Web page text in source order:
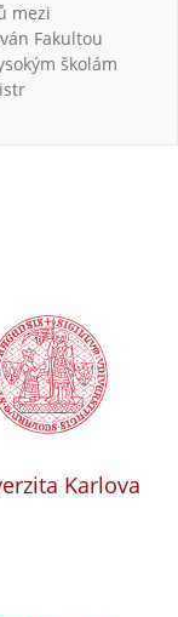
mezi
Fakultou
školám
Karlova